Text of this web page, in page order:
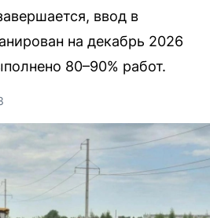
ввод в
на декабрь 2026
80–90% работ.